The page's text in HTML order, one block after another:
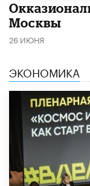
Москвы
26 ИЮНЯ
ЭКОНОМИКА